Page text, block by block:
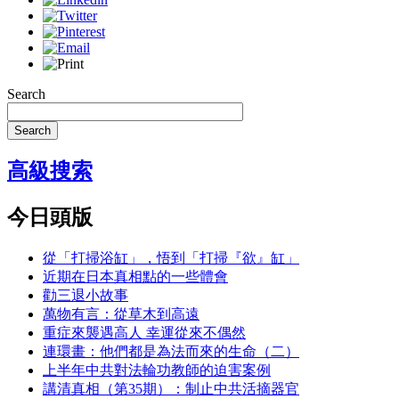
Search
Search
高級搜索
今日頭版
從「打掃浴缸」，悟到「打掃『欲』缸」
近期在日本真相點的一些體會
勸三退小故事
萬物有言：從草木到高遠
重症來襲遇高人 幸運從來不偶然
連環畫：他們都是為法而來的生命（二）
上半年中共對法輪功教師的迫害案例
講清真相（第35期）：制止中共活摘器官